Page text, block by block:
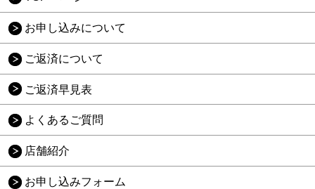
お申し込みについて
ご返済について
ご返済早見表
よくあるご質問
店舗紹介
お申し込みフォーム